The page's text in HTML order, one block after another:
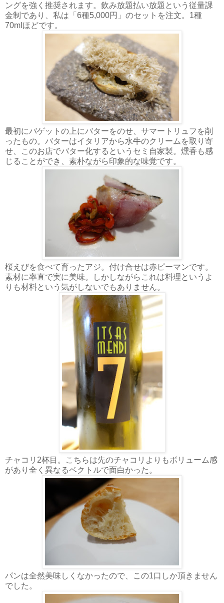
ングを強く推奨されます。飲み放題払い放題という従量課
金制であり、私は「6種5,000円」のセットを注文。1種
70mlほどです。
最初にバゲットの上にバターをのせ、サマートリュフを削
ったもの。バターはイタリアから水牛のクリームを取り寄
せ、このお店でバター化するというセミ自家製。燻香も感
じることができ、素朴ながら印象的な味覚です。
桜えびを食べて育ったアジ。付け合せは赤ピーマンです。
素材に率直で実に美味。しかしながらこれは料理というよ
りも材料という気がしないでもありません。
チャコリ2杯目。こちらは先のチャコリよりもボリューム感
があり全く異なるベクトルで面白かった。
パンは全然美味しくなかったので、この1口しか頂きません
でした。